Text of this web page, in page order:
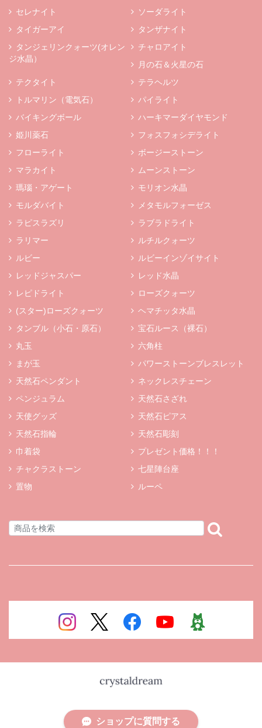
セレナイト
ソーダライト
タイガーアイ
タンザナイト
タンジェリンクォーツ(オレン
ジ水晶）
チャロアイト
月の石＆火星の石
テクタイト
テラヘルツ
トルマリン（電気石）
パイライト
バイキングボール
ハーキマーダイヤモンド
姫川薬石
フォスフォシデライト
フローライト
ボージーストーン
マラカイト
ムーンストーン
瑪瑙・アゲート
モリオン水晶
モルダバイト
メタモルフォーゼス
ラピスラズリ
ラブラドライト
ラリマー
ルチルクォーツ
ルビー
ルビーインゾイサイト
レッドジャスパー
レッド水晶
レピドライト
ローズクォーツ
(スター)ローズクォーツ
ヘマチッタ水晶
タンブル（小石・原石）
宝石ルース（裸石）
丸玉
六角柱
まが玉
パワーストーンブレスレット
天然石ペンダント
ネックレスチェーン
ペンジュラム
天然石さざれ
天使グッズ
天然石ピアス
天然石指輪
天然石彫刻
巾着袋
プレゼント価格！！！
チャクラストーン
七星陣台座
置物
ルーペ
ショップに質問する